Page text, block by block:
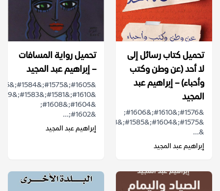
تحميل كتاب رسائل إلى
لا أحد (عن وطن وكتب
وأحباء) – إبراهيم عبد
المجيد
&#1576;&#1610;&#1606;
&...
إبراهيم عبد المجيد
تحميل رواية المسافات
– إبراهيم عبد المجيد
&#1604;&#1608;
&#1602;...
إبراهيم عبد المجيد